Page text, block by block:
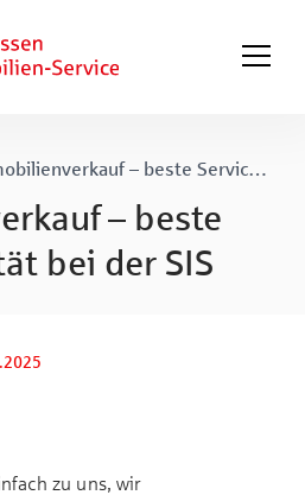
Immobilienverkauf – beste Servicequalität bei der SIS
– beste
bei der SIS
zu uns, wir